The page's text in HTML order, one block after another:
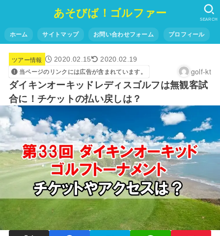
あそびば！ゴルファー
ホーム サイトマップ お問い合わせフォーム プロフィール
SEARCH
ツアー情報 2020.02.15 2020.02.19
当ページのリンクには広告が含まれています。 golf-kt
ダイキンオーキッドレディスゴルフは無観客試
合に！チケットの払い戻しは？